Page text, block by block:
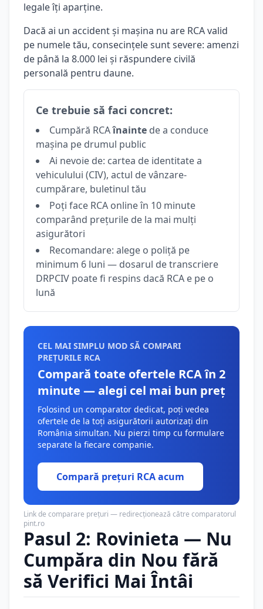
legale îți aparține.
Dacă ai un accident și mașina nu are RCA valid
pe numele tău, consecințele sunt severe: amenzi
de până la 8.000 lei și răspundere civilă
personală pentru daune.
Ce trebuie să faci concret:
Cumpără RCAînainte de a conduce
mașina pe drumul public
Ai nevoie de: cartea de identitate a
vehiculului (CIV), actul de vânzare-
cumpărare, buletinul tău
Poți face RCA online în 10 minute
comparând prețurile de la mai mulți
asigurători
Recomandare: alege o poliță pe
minimum 6 luni — dosarul de transcriere
DRPCIV poate fi respins dacă RCA e pe o
lună
CEL MAI SIMPLU MOD SĂ COMPARI
PREȚURILE RCA
Compară toate ofertele RCA în 2
minute — alegi cel mai bun preț
Folosind un comparator dedicat, poți vedea
ofertele de la toți asigurătorii autorizați din
România simultan. Nu pierzi timp cu formulare
separate la fiecare companie.
Compară prețuri RCA acum
Link de comparare prețuri — redirecționează către comparatorul
pint.ro
Pasul 2: Rovinieta — Nu
Cumpăra din Nou fără
să Verifici Mai Întâi